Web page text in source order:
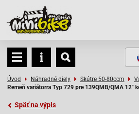
Úvod Náhradné diely Skútre 50-80ccm
Remeň variátorra Typ 729 pre 139QMB/QMA 12"
Späť na výpis